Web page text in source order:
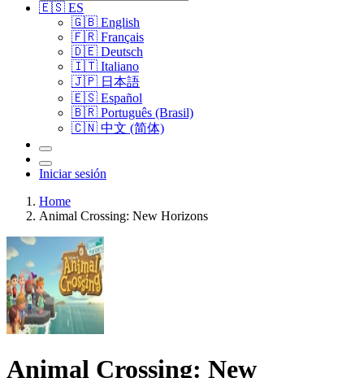
🇪🇸 ES
🇬🇧 English
🇫🇷 Français
🇩🇪 Deutsch
🇮🇹 Italiano
🇯🇵 日本語
🇪🇸 Español
🇧🇷 Português (Brasil)
🇨🇳 中文 (简体)
Iniciar sesión
Home
Animal Crossing: New Horizons
Animal Crossing: New